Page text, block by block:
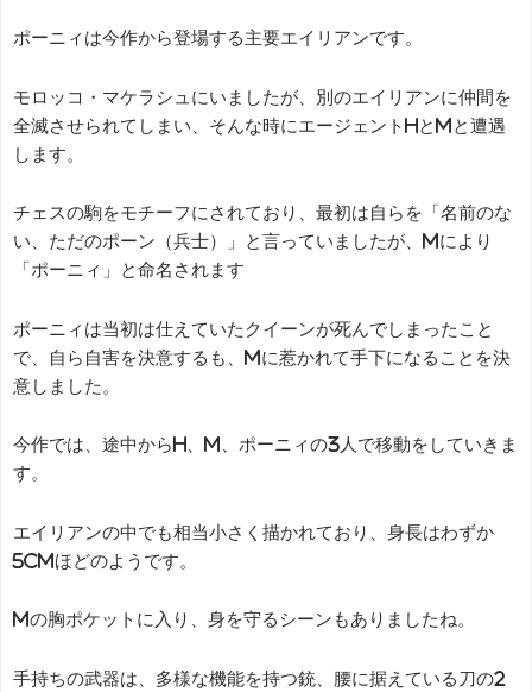
ポーニィは今作から登場する主要エイリアンです。
モロッコ・マケラシュにいましたが、別のエイリアンに仲間を
全滅させられてしまい、そんな時にエージェントHとMと遭遇
します。
チェスの駒をモチーフにされており、最初は自らを「名前のな
い、ただのポーン（兵士）」と言っていましたが、Mにより
「ポーニィ」と命名されます
ポーニィは当初は仕えていたクイーンが死んでしまったこと
で、自ら自害を決意するも、Mに惹かれて手下になることを決
意しました。
今作では、途中からH、M、ポーニィの3人で移動をしていきま
す。
エイリアンの中でも相当小さく描かれており、身長はわずか
5cmほどのようです。
Mの胸ポケットに入り、身を守るシーンもありましたね。
手持ちの武器は、多様な機能を持つ銃、腰に据えている刀の2